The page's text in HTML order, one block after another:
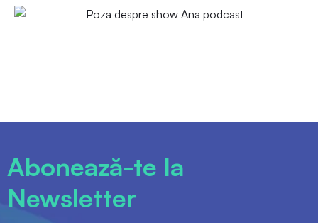
Abonează-te la
Newsletter